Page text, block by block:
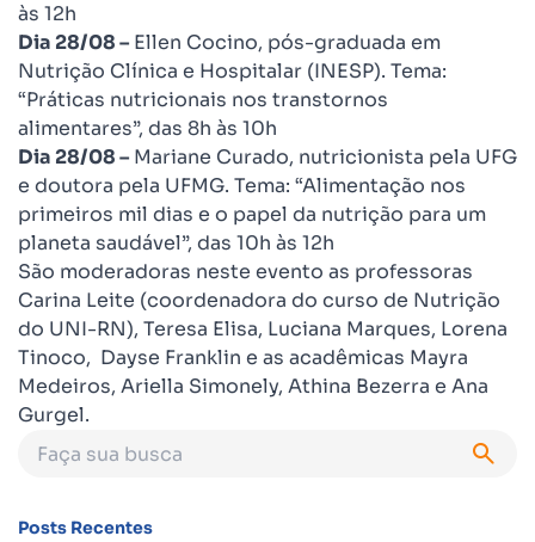
às 12h
Dia 28/08 –Ellen Cocino, pós-graduada em
Nutrição Clínica e Hospitalar (INESP). Tema:
“Práticas nutricionais nos transtornos
alimentares”, das 8h às 10h
Dia 28/08 –Mariane Curado, nutricionista pela UFG
e doutora pela UFMG. Tema: “Alimentação nos
primeiros mil dias e o papel da nutrição para um
planeta saudável”, das 10h às 12h
São moderadoras neste evento as professoras
Carina Leite (coordenadora do curso de Nutrição
do UNI-RN), Teresa Elisa, Luciana Marques, Lorena
Tinoco, Dayse Franklin e as acadêmicas Mayra
Medeiros, Ariella Simonely, Athina Bezerra e Ana
Gurgel.
Posts Recentes